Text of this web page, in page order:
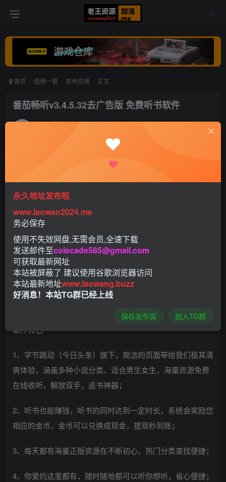
首页 值得一看 软件应用 正文
番茄畅听v3.4.5.32去广告版 免费听书软件
老王 打赏
番茄畅听破解版是霹雳分享小编搜集的一款听书的软件，它
上面有很多听书的故事内容哦，值得一提的是番茄畅听在听
书，以及内容上还是很全的，重点是你听书还可以赚钱的
软件特色
1、字节跳动（今日头条）旗下，简洁的页面带给我们极其清
爽体验，涵盖多种小说分类、适合男生女生，海量资源免费
在线收听，解放双手，追书神器；
2、听书也能赚钱，听书的同时达到一定时长，系统会奖励您
相应的金币，金币可以兑换成现金，提现秒到账；
3、每天都有海量正版资源在不断初心，热门分类查找便捷；
4、你爱的这里都有，随时随地都可以听你想听，省心便捷；
永久地址发布啦
www.laowan2024.me
务必保存
使用不失效网盘,无需会员,全速下载
发送邮件至colecade585@gmail.com
可获取最新网址
本站被屏蔽了 建议使用谷歌浏览器访问
本站最新地址www.laowang.buzz
好消息！本站TG群已经上线
保存发布页 加入TG群